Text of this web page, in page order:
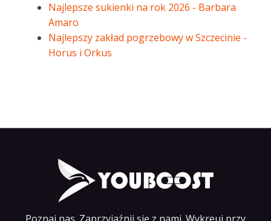
Najlepsze sukienki na rok 2026 - Barbara
Amaro
Najlepszy zakład pogrzebowy w Szczecinie -
Horus i Orkus